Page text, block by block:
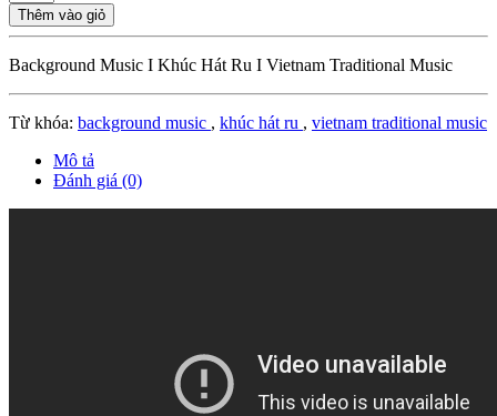
Thêm vào giỏ
Background Music I Khúc Hát Ru I Vietnam Traditional Music
Từ khóa: background music , khúc hát ru , vietnam traditional music
Mô tả
Đánh giá (0)